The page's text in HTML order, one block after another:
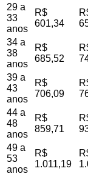
29 a
33
anos
R$
601,34
34 a
38
anos
R$
685,52
39 a
43
anos
R$
706,09
44 a
48
anos
R$
859,71
49 a
53
anos
R$
1.011,19